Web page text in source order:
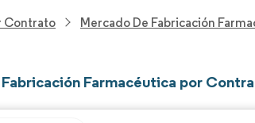
Contrato Mercado De Fabricación
Farmacéutica por